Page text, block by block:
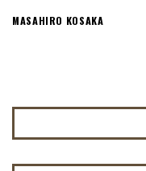
MASAHIRO KOSAKA